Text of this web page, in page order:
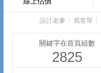
設計老爹 窩客幫
關鍵字在首頁組數
2825